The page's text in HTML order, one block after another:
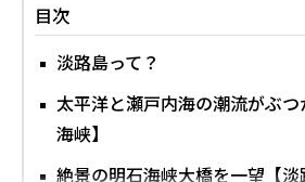
目次
淡路島って？
太平洋と瀬戸内海の潮流がぶ
海峡】
絶景の明石海峡大橋を一望【